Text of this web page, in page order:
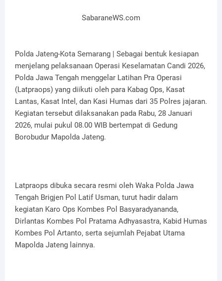
SabaraneWS.com
Polda Jateng-Kota Semarang | Sebagai bentuk kesiapan
menjelang pelaksanaan Operasi Keselamatan Candi 2026,
Polda Jawa Tengah menggelar Latihan Pra Operasi
(Latpraops) yang diikuti oleh para Kabag Ops, Kasat
Lantas, Kasat Intel, dan Kasi Humas dari 35 Polres jajaran.
Kegiatan tersebut dilaksanakan pada Rabu, 28 Januari
2026, mulai pukul 08.00 WIB bertempat di Gedung
Borobudur Mapolda Jateng.
Latpraops dibuka secara resmi oleh Waka Polda Jawa
Tengah Brigjen Pol Latif Usman, turut hadir dalam
kegiatan Karo Ops Kombes Pol Basyaradyananda,
Dirlantas Kombes Pol Pratama Adhyasastra, Kabid Humas
Kombes Pol Artanto, serta sejumlah Pejabat Utama
Mapolda Jateng lainnya.